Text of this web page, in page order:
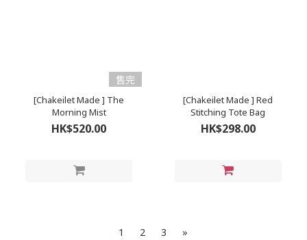
售完
[Chakeilet Made ] The
Morning Mist
HK$520.00
[Chakeilet Made ] Red
Stitching Tote Bag
HK$298.00
1 2 3 »